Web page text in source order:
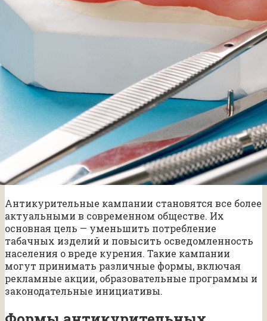
Антикурительные кампании становятся все более
актуальными в современном обществе. Их
основная цель — уменьшить потребление
табачных изделий и повысить осведомленность
населения о вреде курения. Такие кампании
могут принимать различные формы, включая
рекламные акции, образовательные программы и
законодательные инициативы.